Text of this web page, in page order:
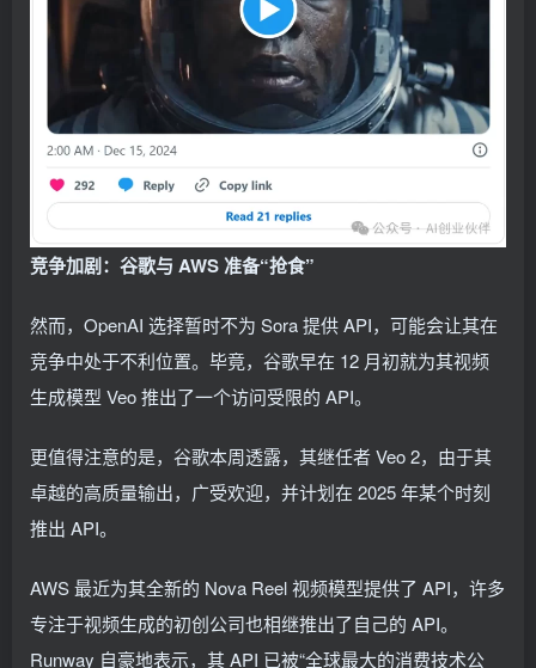
竞争加剧：谷歌与 AWS 准备“抢食”
然而，OpenAI 选择暂时不为 Sora 提供 API，可能会让其在
竞争中处于不利位置。毕竟，谷歌早在 12 月初就为其视频
生成模型 Veo 推出了一个访问受限的 API。
更值得注意的是，谷歌本周透露，其继任者 Veo 2，由于其
卓越的高质量输出，广受欢迎，并计划在 2025 年某个时刻
推出 API。
AWS 最近为其全新的 Nova Reel 视频模型提供了 API，许多
专注于视频生成的初创公司也相继推出了自己的 API。
Runway 自豪地表示，其 API 已被“全球最大的消费技术公